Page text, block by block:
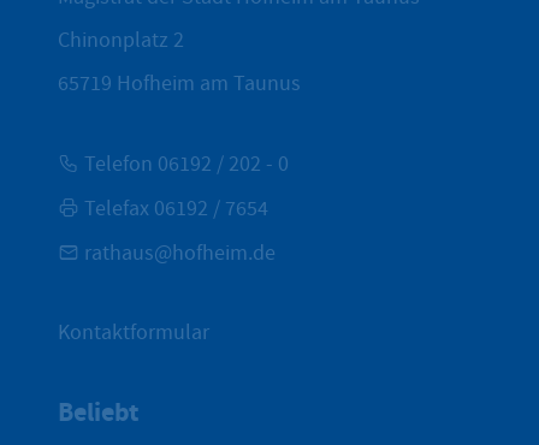
Chinonplatz 2
65719 Hofheim am Taunus
Telefon 06192 / 202 - 0
Telefax 06192 / 7654
rathaus@hofheim.de
Kontaktformular
Beliebt